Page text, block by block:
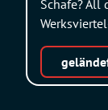
Schafe? All